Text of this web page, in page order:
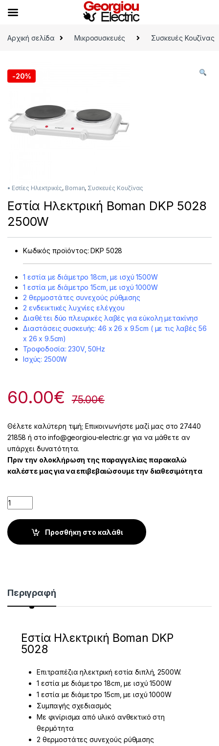
Αρχική σελίδα
Μικροσυσκευές Συσκευές Κουζίνας
-20%
• Εστίες Ηλεκτρικές, Boman, Συσκευές Κουζίνας
Εστία Ηλεκτρική Boman DKP 5028
2500W
Κωδικός προϊόντος:DKP 5028
1 εστία με διάμετρο 18cm, με ισχύ 1500W
1 εστία με διάμετρο 15cm, με ισχύ 1000W
2 θερμοστάτες συνεχούς ρύθμισης
2 ενδεικτικές λυχνίες ελέγχου
Διαθέτει δύο πλευρικές λαβές για εύκολη μετακίνησ
Διαστάσεις συσκευής: 46 x 26 x 9.5cm ( με τις λαβές 56
x 26 x 9.5cm)
Τροφοδοσία: 230V, 50Hz
Ισχύς: 2500W
60.00€ 75.00€
Θέλετε καλύτερη τιμή; Επικοινωνήστε μαζί μας στο 27440
21858 ή στο info@georgiou-electric.gr για να μάθετε αν
υπάρχει δυνατότητα.
Πριν την ολοκλήρωση της παραγγελίας παρακαλώ
καλέστε μας για να επιβεβαιώσουμε την διαθεσιμότητα
Quantity
Προσθήκη στο καλάθι
Περιγραφή
Εστία Ηλεκτρική Boman DKP
5028
Επιτραπέζια ηλεκτρική εστία διπλή, 2500W.
1 εστία με διάμετρο 18cm, με ισχύ 1500W
1 εστία με διάμετρο 15cm, με ισχύ 1000W
Συμπαγής σχεδιασμός
Με φινίρισμα από υλικό ανθεκτικό στη
θερμότητα
2 θερμοστάτες συνεχούς ρύθμισης